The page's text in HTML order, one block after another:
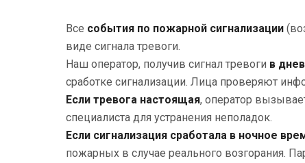
Все события по пожарной сигнализации
виде сигнала тревоги.
Наш оператор, получив сигнал тревоги в
сработке сигнализации. Лица проверяют
Если тревога настоящая, оператор
специалиста для устранения неполадок.
Если сигнализация сработала в ночное
пожарных в случае реального возгорания.